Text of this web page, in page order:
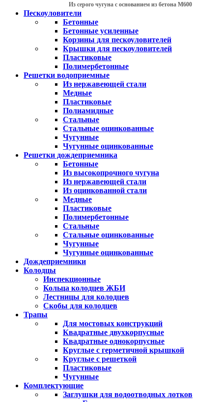
Из серого чугуна с основанием из бетона М600
Пескоуловители
Бетонные
Бетонные усиленные
Корзины для пескоуловителей
Крышки для пескоуловителей
Пластиковые
Полимербетонные
Решетки водоприемные
Из нержавеющей стали
Медные
Пластиковые
Полиамидные
Стальные
Стальные оцинкованные
Чугунные
Чугунные оцинкованные
Решетки дождеприемника
Бетонные
Из высокопрочного чугуна
Из нержавеющей стали
Из оцинкованной стали
Медные
Пластиковые
Полимербетонные
Стальные
Стальные оцинкованные
Чугунные
Чугунные оцинкованные
Дождеприемники
Колодцы
Инспекционные
Кольца колодцев ЖБИ
Лестницы для колодцев
Скобы для колодцев
Трапы
Для мостовых конструкций
Квадратные двухкорпусные
Квадратные однокорпусные
Круглые с герметичной крышкой
Круглые с решеткой
Пластиковые
Чугунные
Комплектующие
Заглушки для водоотводных лотков